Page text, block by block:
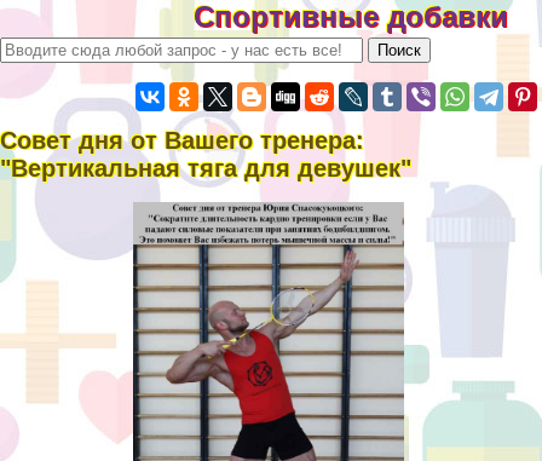
Спортивные добавки
Совет дня от Вашего тренера:
"Вертикальная тяга для дeвyшек"